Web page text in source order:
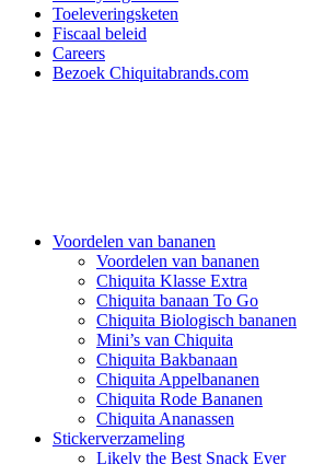
Toeleveringsketen
Fiscaal beleid
Careers
Bezoek Chiquitabrands.com
Voordelen van bananen
Voordelen van bananen
Chiquita Klasse Extra
Chiquita banaan To Go
Chiquita Biologisch bananen
Mini’s van Chiquita
Chiquita Bakbanaan
Chiquita Appelbananen
Chiquita Rode Bananen
Chiquita Ananassen
Stickerverzameling
Likely the Best Snack Ever